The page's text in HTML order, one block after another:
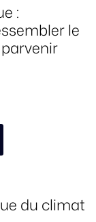
:
le
du climat